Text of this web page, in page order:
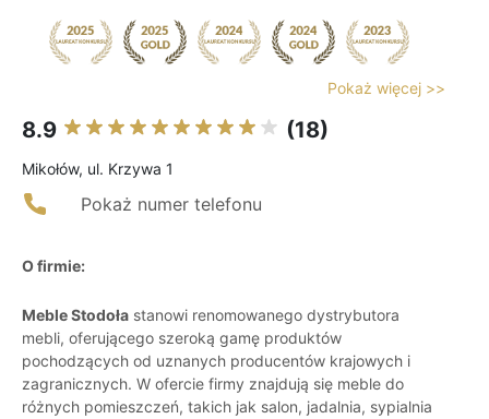
Pokaż więcej >>
8.9 (18)
Mikołów, ul. Krzywa 1
Pokaż numer telefonu
O firmie:
Meble Stodoła stanowi renomowanego dystrybutora
mebli, oferującego szeroką gamę produktów
pochodzących od uznanych producentów krajowych i
zagranicznych. W ofercie firmy znajdują się meble do
różnych pomieszczeń, takich jak salon, jadalnia, sypialnia